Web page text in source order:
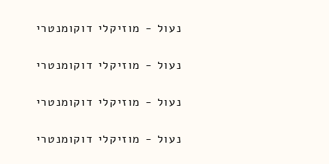
נעול - מוזיקלי דוקומנטרי
נעול - מוזיקלי דוקומנטרי
נעול - מוזיקלי דוקומנטרי
נעול - מוזיקלי דוקומנטרי